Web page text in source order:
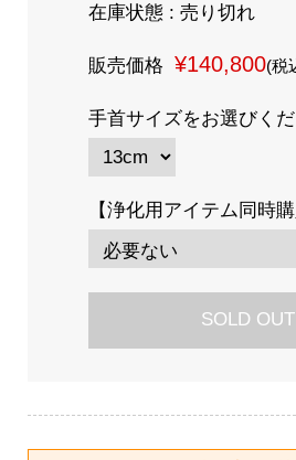
在庫状態 : 売り切れ
販売価格 ¥140,800(税
手首サイズをお選びく
【浄化用アイテム同時
SOLD OUT